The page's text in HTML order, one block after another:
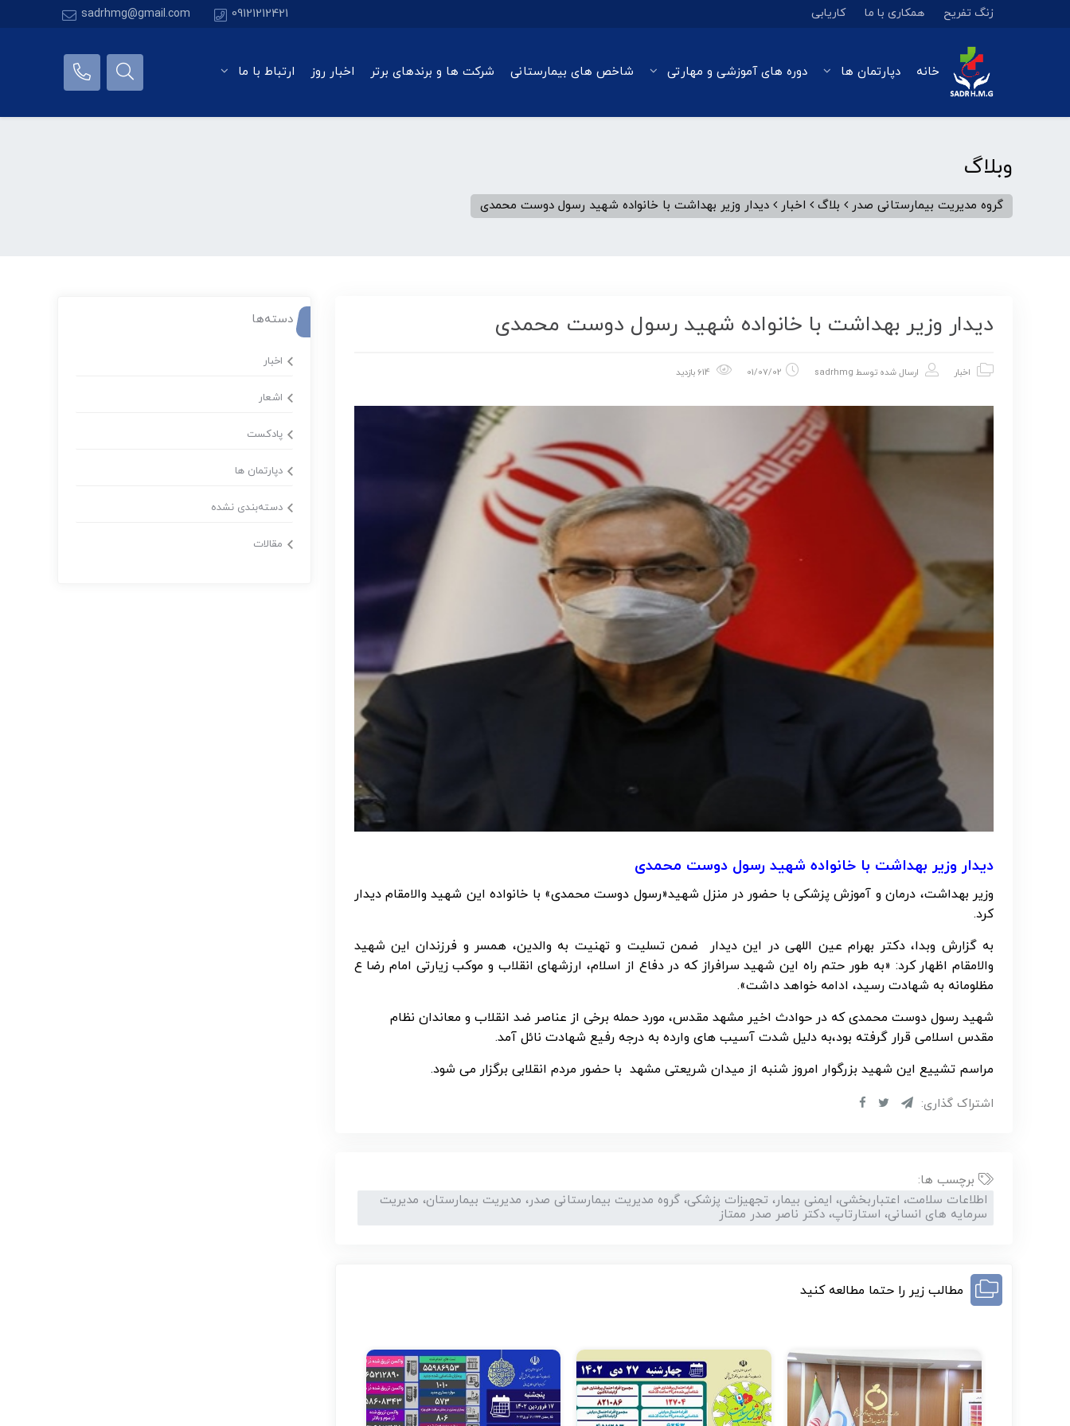
زنگ تفریح همکاری با ما کاریابی 09121212421
sadrhmg@gmail.com
خانه دپارتمان ها دوره های آموزشی و مهارتی شاخص های بیمارستانی شرکت ها و برندهای برتر اخبار روز ارتباط با ما
وبلاگ
گروه مدیریت بیمارستانی صدر بلاگ اخبار دیدار وزیر بهداشت با خانواده شهید رسول دوست محمدی
دیدار وزیر بهداشت با خانواده شهید رسول دوست محمدی
اخبار ارسال شده توسط sadrhmg
01/07/02
دیدار وزیر بهداشت با خانواده شهید رسول دوست محمدی
وزیر بهداشت، درمان و آموزش پزشکی با حضور در منزل شهید«رسول دوست محمدی» با خانواده این شهید والامقام دیدار
کرد.
به گزارش وبدا، دکتر بهرام عین اللهی در این دیدار ضمن تسلیت و تهنیت به والدین، همسر و فرزندان این شهید
والامقام اظهار کرد: «به طور حتم راه این شهید سرافراز که در دفاع از اسلام، ارزشهای انقلاب و موکب زیارتی امام رضا ع
مظلومانه به شهادت رسید، ادامه خواهد داشت».
شهید رسول دوست محمدی که در حوادث اخیر مشهد مقدس، مورد حمله برخی از عناصر ضد انقلاب و معاندان نظام
مقدس اسلامی قرار گرفته بود،به دلیل شدت آسیب های وارده به درجه رفیع شهادت نائل آمد.
مراسم تشییع این شهید بزرگوار امروز شنبه از میدان شریعتی مشهد با حضور مردم انقلابی برگزار می شود.
اشتراک گذاری:
برچسب ها:
اطلاعات سلامت، اعتباربخشی، ایمنی بیمار، تجهیزات پزشکی، گروه مدیریت بیمارستانی صدر، مدیریت بیمارستان، مدیریت
سرمایه های انسانی، استارتاپ، دکتر ناصر صدر ممتاز
مطالب زیر را حتما مطالعه کنید
دسته‌ها
اخبار
اشعار
پادکست
دپارتمان ها
دسته‌بندی نشده
مقالات